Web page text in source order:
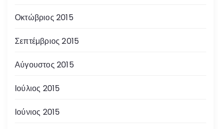
Οκτώβριος 2015
Σεπτέμβριος 2015
Αύγουστος 2015
Ιούλιος 2015
Ιούνιος 2015